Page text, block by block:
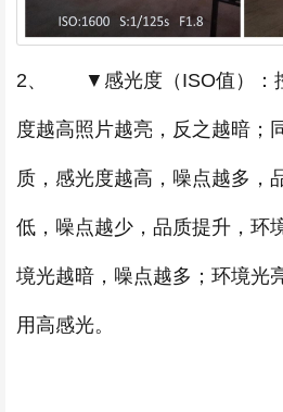
2、 ▼感光度（ISO值）：
度越高照片越亮，反之越暗；
质，感光度越高，噪点越多，
低，噪点越少，品质提升，环
境光越暗，噪点越多；环境光
用高感光。